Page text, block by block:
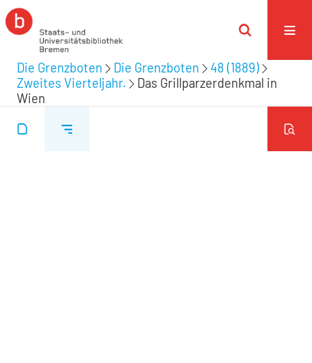
Die Grenzboten Die Grenzboten
48 (1889)
Zweites Vierteljahr.
Das Grillparzerdenkmal in
Wien